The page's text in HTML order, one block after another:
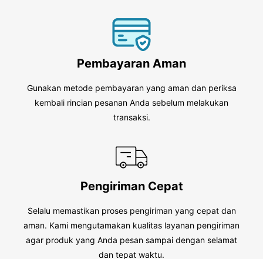
Pembayaran Aman
Gunakan metode pembayaran yang aman dan periksa
kembali rincian pesanan Anda sebelum melakukan
transaksi.
Pengiriman Cepat
Selalu memastikan proses pengiriman yang cepat dan
aman. Kami mengutamakan kualitas layanan pengiriman
agar produk yang Anda pesan sampai dengan selamat
dan tepat waktu.